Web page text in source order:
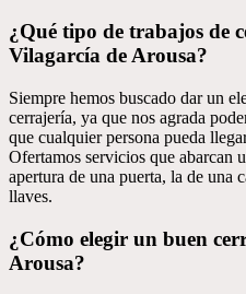
¿Qué tipo de trabajos de
Vilagarcía de Arousa?
Siempre hemos buscado dar un
cerrajería, ya que nos agrada
que cualquier persona pueda
Ofertamos servicios que abarcan
apertura de una puerta, la de una
llaves.
¿Cómo elegir un buen
Arousa?